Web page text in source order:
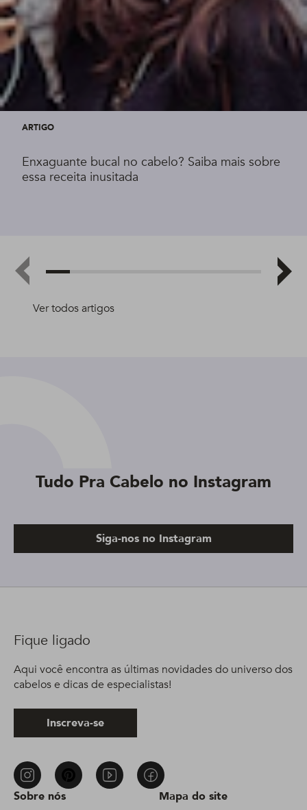
Ver todos artigos
ARTIGO
Enxaguante bucal no cabelo? Saiba mais sobre
essa receita inusitada
Tudo Pra Cabelo no Instagram
Siga-nos no Instagram
Sobre nós Mapa do site
Fique ligado
Aqui você encontra as últimas novidades do universo dos
cabelos e dicas de especialistas!
Inscreva-se